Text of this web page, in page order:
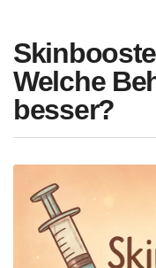
Welche
besser?